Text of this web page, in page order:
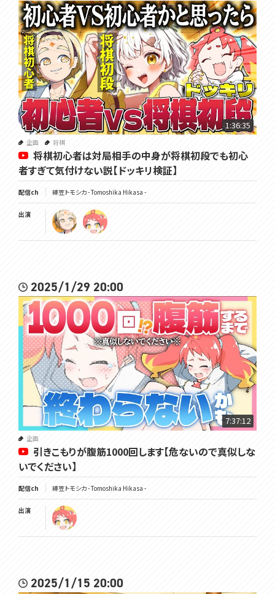
1:36:35
企画 将棋
将棋初心者は対局相手の中身が将棋初段でも初心
者すぎて気付けない説【ドッキリ検証】
配信ch 緋笠トモシカ - Tomoshika Hikasa -
出演
2025/1/29 20:00
7:37:12
企画
引きこもりが腹筋1000回します【危ないので真似しな
いでください】
配信ch 緋笠トモシカ - Tomoshika Hikasa -
出演
2025/1/15 20:00